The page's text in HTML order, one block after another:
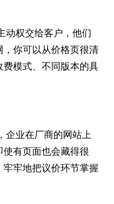
动权交给客户，他们
你可以从价格页很清
模式、不同版本的具
企业在厂商的网站上
有页面也会藏得很
牢地把议价环节掌握